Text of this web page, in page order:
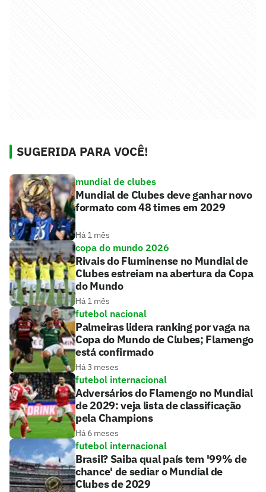
SUGERIDA PARA VOCÊ!
mundial de clubes
Mundial de Clubes deve ganhar novo
formato com 48 times em 2029
Há 1 mês
copa do mundo 2026
Rivais do Fluminense no Mundial de
Clubes estreiam na abertura da Copa
do Mundo
Há 1 mês
futebol nacional
Palmeiras lidera ranking por vaga na
Copa do Mundo de Clubes; Flamengo
está confirmado
Há 3 meses
futebol internacional
Adversários do Flamengo no Mundial
de 2029: veja lista de classificação
pela Champions
Há 6 meses
futebol internacional
Brasil? Saiba qual país tem '99% de
chance' de sediar o Mundial de
Clubes de 2029